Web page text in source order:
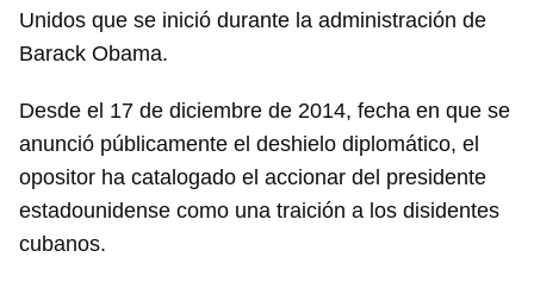
Unidos que se inició durante la administración de
Barack Obama.
Desde el 17 de diciembre de 2014, fecha en que se
anunció públicamente el deshielo diplomático, el
opositor ha catalogado el accionar del presidente
estadounidense como una traición a los disidentes
cubanos.